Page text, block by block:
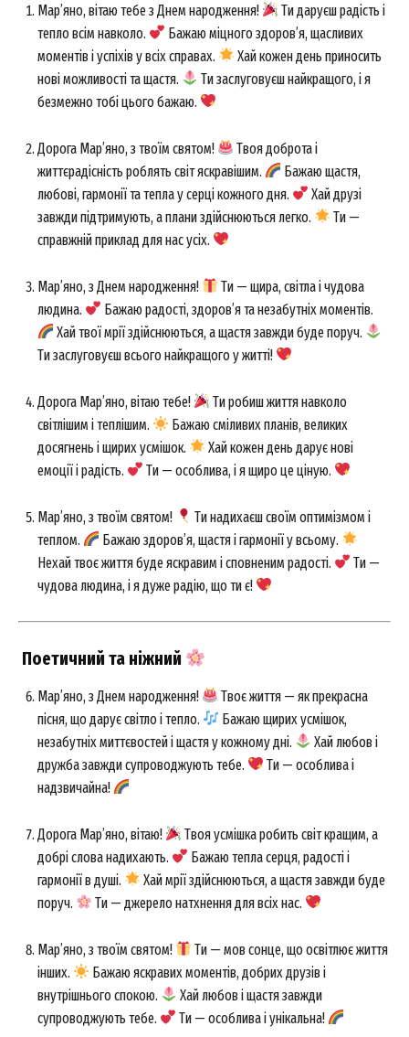
Мар’яно, вітаю тебе з Днем народження!
Ти даруєш радість і
тепло всім навколо.
Бажаю міцного здоров’я, щасливих
моментів і успіхів у всіх справах.
Хай кожен день приносить
нові можливості та щастя.
Ти заслуговуєш найкращого, і я
безмежно тобі цього бажаю.
Дорога Мар’яно, з твоїм святом!
Твоя доброта і
життєрадісність роблять світ яскравішим.
Бажаю щастя,
любові, гармонії та тепла у серці кожного дня.
Хай друзі
завжди підтримують, а плани здійснюються легко.
Ти —
справжній приклад для нас усіх.
Мар’яно, з Днем народження!
Ти — щира, світла і чудова
людина.
Бажаю радості, здоров’я та незабутніх моментів.
Хай твої мрії здійснюються, а щастя завжди буде поруч.
Ти заслуговуєш всього найкращого у житті!
Дорога Мар’яно, вітаю тебе!
Ти робиш життя навколо
світлішим і теплішим.
Бажаю сміливих планів, великих
досягнень і щирих усмішок.
Хай кожен день дарує нові
емоції і радість.
Ти — особлива, і я щиро це ціную.
Мар’яно, з твоїм святом!
Ти надихаєш своїм оптимізмом і
теплом.
Бажаю здоров’я, щастя і гармонії у всьому.
Нехай твоє життя буде яскравим і сповненим радості.
Ти —
чудова людина, і я дуже радію, що ти є!
Поетичний та ніжний
Мар’яно, з Днем народження!
Твоє життя — як прекрасна
пісня, що дарує світло і тепло.
Бажаю щирих усмішок,
незабутніх миттєвостей і щастя у кожному дні.
Хай любов і
дружба завжди супроводжують тебе.
Ти — особлива і
надзвичайна!
Дорога Мар’яно, вітаю!
Твоя усмішка робить світ кращим, а
добрі слова надихають.
Бажаю тепла серця, радості і
гармонії в душі.
Хай мрії здійснюються, а щастя завжди буде
поруч.
Ти — джерело натхнення для всіх нас.
Мар’яно, з твоїм святом!
Ти — мов сонце, що освітлює життя
інших.
Бажаю яскравих моментів, добрих друзів і
внутрішнього спокою.
Хай любов і щастя завжди
супроводжують тебе.
Ти — особлива і унікальна!